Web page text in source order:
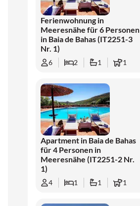
Ferienwohnung in
Meeresnähe für 6 Personen
in Baia de Bahas (IT2251-3
Nr. 1)
6 2 1 1
Apartment in Baia de Bahas
für 4 Personen in
Meeresnähe (IT2251-2 Nr.
1)
4 1 1 1